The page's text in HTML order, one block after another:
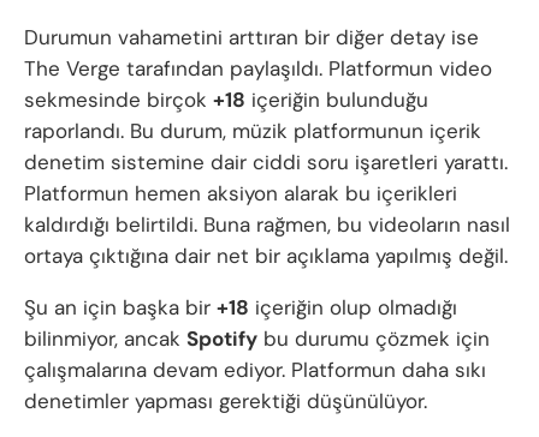
Durumun vahametini arttıran bir diğer detay ise
The Verge tarafından paylaşıldı. Platformun video
sekmesinde birçok +18 içeriğin bulunduğu
raporlandı. Bu durum, müzik platformunun içerik
denetim sistemine dair ciddi soru işaretleri yarattı.
Platformun hemen aksiyon alarak bu içerikleri
kaldırdığı belirtildi. Buna rağmen, bu videoların nasıl
ortaya çıktığına dair net bir açıklama yapılmış değil.
Şu an için başka bir +18 içeriğin olup olmadığı
bilinmiyor, ancak Spotify bu durumu çözmek için
çalışmalarına devam ediyor. Platformun daha sıkı
denetimler yapması gerektiği düşünülüyor.